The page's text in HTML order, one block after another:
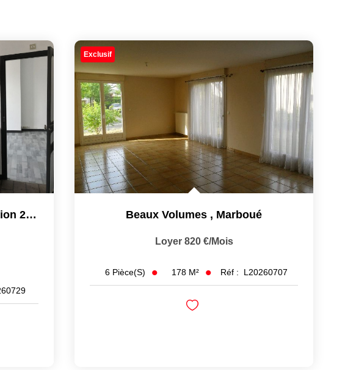
CLOYES -Appartement En Location 2 Chambres
Exclusif
Beaux Volumes , Marboué
Loyer 820 €/mois
6 Pièce(s) 178 M² Réf : L20260707